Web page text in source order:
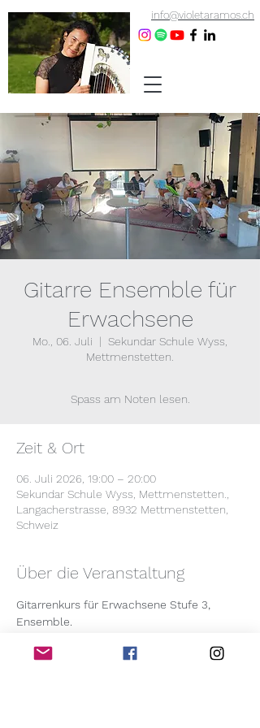
info@violetaramos.ch
Gitarre Ensemble für
Erwachsene
Mo., 06. Juli
  |
Sekundar Schule Wyss,
Mettmenstetten.
Spass am Noten lesen.
Zeit & Ort
06. Juli 2026, 19:00 – 20:00
Sekundar Schule Wyss, Mettmenstetten.,
Langacherstrasse, 8932 Mettmenstetten,
Schweiz
Über die Veranstaltung
Gitarrenkurs für Erwachsene Stufe 3,
Ensemble.
Gitarren wird von uns mit verschiedenen